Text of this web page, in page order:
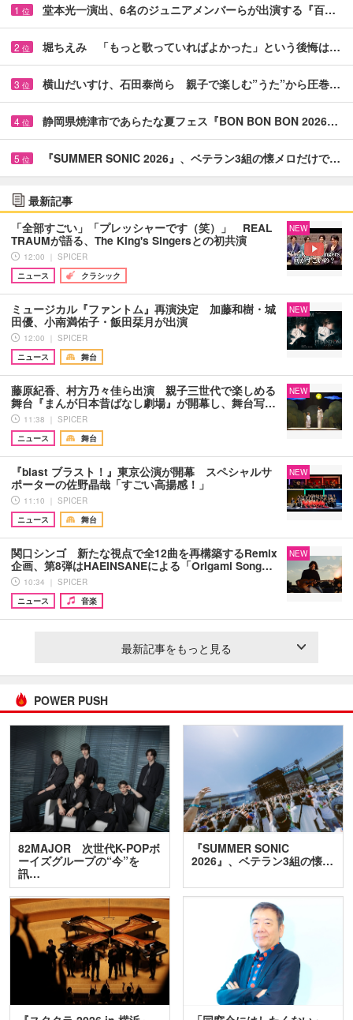
1 位 堂本光一演出、6名のジュニアメンバーらが出演する『百…
2 位 堀ちえみ 「もっと歌っていればよかった」という後悔は…
3 位 横山だいすけ、石田泰尚ら 親子で楽しむ”うた”から圧巻…
4 位 静岡県焼津市であらたな夏フェス『BON BON BON 2026…
5 位 『SUMMER SONIC 2026』、ベテラン3組の懐メロだけで…
最新記事
「全部すごい」「プレッシャーです（笑）」 REAL
TRAUMが語る、The King's Singersとの初共演
12:00 ｜ SPICER
ニュース
クラシック
NEW
ミュージカル『ファントム』再演決定 加藤和樹・城
田優、小南満佑子・飯田栞月が出演
12:00 ｜ SPICER
ニュース
舞台
NEW
藤原紀香、村方乃々佳ら出演 親子三世代で楽しめる
舞台『まんが日本昔ばなし劇場』が開幕し、舞台写…
11:38 ｜ SPICER
ニュース
舞台
NEW
『blast ブラスト！』東京公演が開幕 スペシャルサ
ポーターの佐野晶哉「すごい高揚感！」
11:10 ｜ SPICER
ニュース
舞台
NEW
関口シンゴ 新たな視点で全12曲を再構築するRemix
企画、第8弾はHAEINSANEによる「Origami Song…
10:34 ｜ SPICER
ニュース
音楽
NEW
最新記事をもっと見る
POWER PUSH
82MAJOR 次世代K-POPボ
ーイズグループの“今”を
訊…
『SUMMER SONIC
2026』、ベテラン3組の懐…